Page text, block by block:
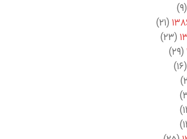
(۹)
(۲۱)
(۲۳)
(۲۹)
(۱۶)